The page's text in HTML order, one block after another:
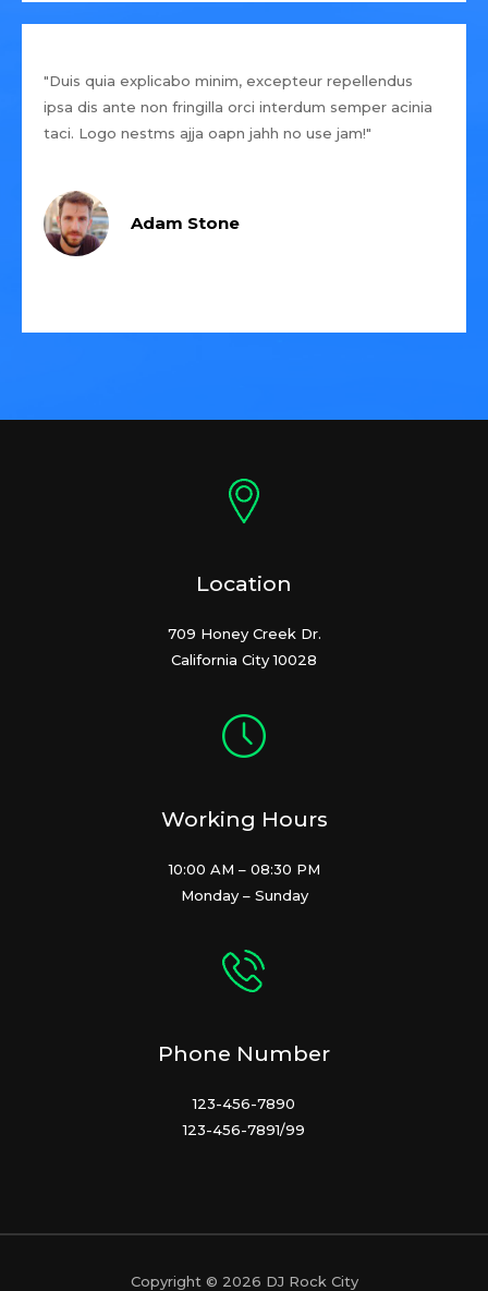
"Duis quia explicabo minim, excepteur repellendus
ipsa dis ante non fringilla orci interdum semper acinia
taci. Logo nestms ajja oapn jahh no use jam!"
Adam Stone
Location
709 Honey Creek Dr.
California City 10028
Working Hours
10:00 AM – 08:30 PM
Monday – Sunday
Phone Number
123-456-7890
123-456-7891/99
Copyright © 2026 DJ Rock City